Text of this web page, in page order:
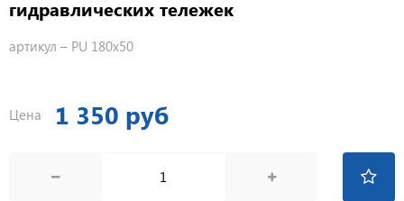
гидравлических тележек
артикул – PU 180х50
Цена 1 350 руб